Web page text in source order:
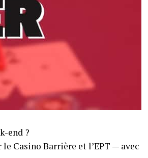
end ?
Casino Barrière et l’EPT — avec